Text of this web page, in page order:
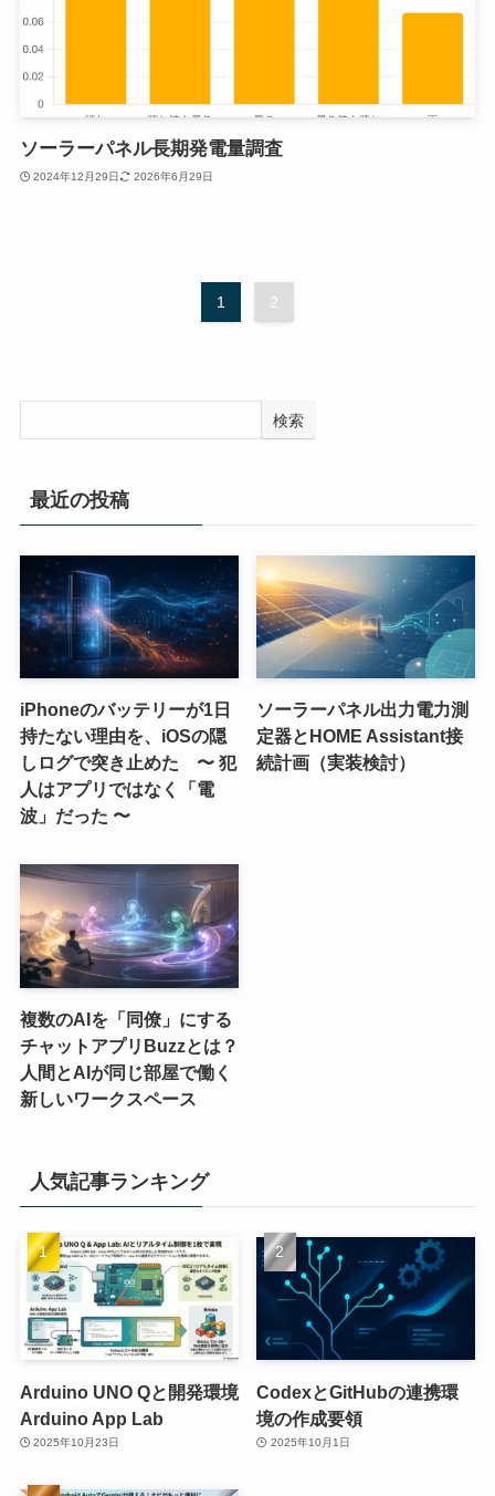
ソーラーパネル長期発電量調査
2024年12月29日 2026年6月29日
1 2
検索
最近の投稿
iPhoneのバッテリーが1日
持たない理由を、iOSの隠
しログで突き止めた 〜 犯
人はアプリではなく「電
波」だった 〜
ソーラーパネル出力電力測
定器とHOME Assistant接
続計画（実装検討）
複数のAIを「同僚」にする
チャットアプリBuzzとは？
人間とAIが同じ部屋で働く
新しいワークスペース
人気記事ランキング
Arduino UNO Qと開発環境
Arduino App Lab
2025年10月23日
CodexとGitHubの連携環
境の作成要領
2025年10月1日